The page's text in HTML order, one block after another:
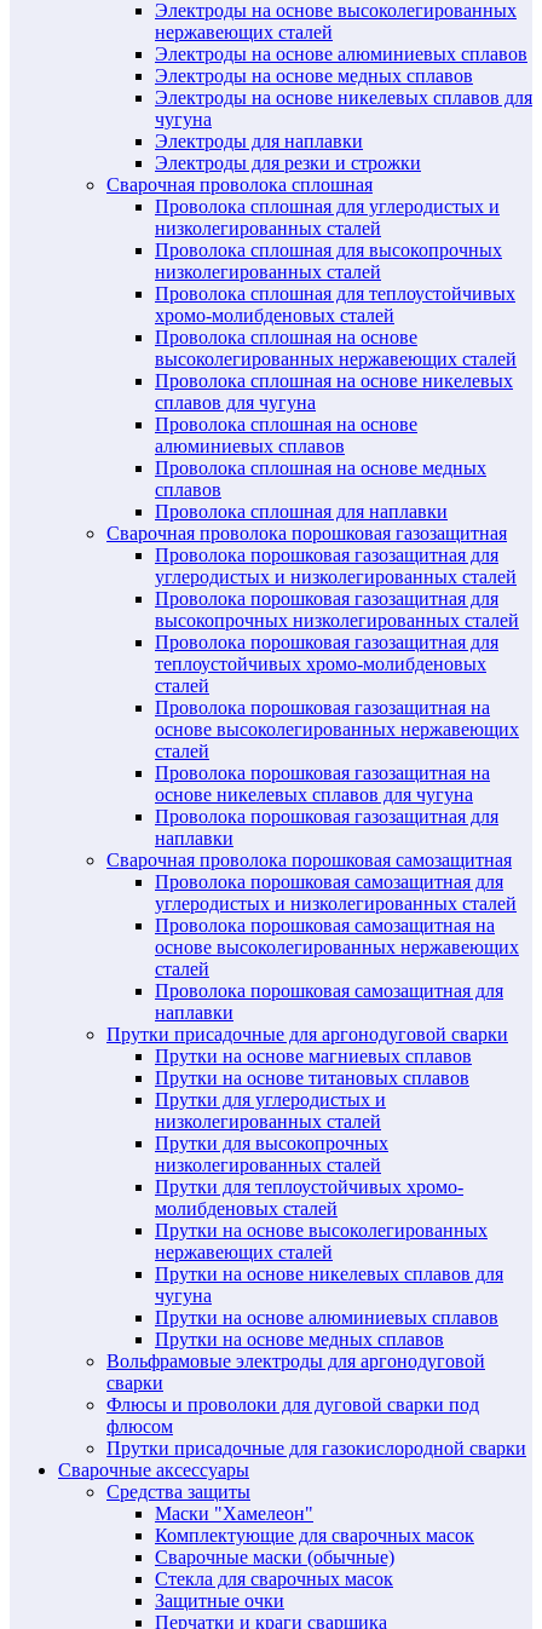
Электроды на основе высоколегированных
нержавеющих сталей
Электроды на основе алюминиевых сплавов
Электроды на основе медных сплавов
Электроды на основе никелевых сплавов для
чугуна
Электроды для наплавки
Электроды для резки и строжки
Сварочная проволока сплошная
Проволока сплошная для углеродистых и
низколегированных сталей
Проволока сплошная для высокопрочных
низколегированных сталей
Проволока сплошная для теплоустойчивых
хромо-молибденовых сталей
Проволока сплошная на основе
высоколегированных нержавеющих сталей
Проволока сплошная на основе никелевых
сплавов для чугуна
Проволока сплошная на основе
алюминиевых сплавов
Проволока сплошная на основе медных
сплавов
Проволока сплошная для наплавки
Сварочная проволока порошковая газозащитная
Проволока порошковая газозащитная для
углеродистых и низколегированных сталей
Проволока порошковая газозащитная для
высокопрочных низколегированных сталей
Проволока порошковая газозащитная для
теплоустойчивых хромо-молибденовых
сталей
Проволока порошковая газозащитная на
основе высоколегированных нержавеющих
сталей
Проволока порошковая газозащитная на
основе никелевых сплавов для чугуна
Проволока порошковая газозащитная для
наплавки
Сварочная проволока порошковая самозащитная
Проволока порошковая самозащитная для
углеродистых и низколегированных сталей
Проволока порошковая самозащитная на
основе высоколегированных нержавеющих
сталей
Проволока порошковая самозащитная для
наплавки
Прутки присадочные для аргонодуговой сварки
Прутки на основе магниевых сплавов
Прутки на основе титановых сплавов
Прутки для углеродистых и
низколегированных сталей
Прутки для высокопрочных
низколегированных сталей
Прутки для теплоустойчивых хромо-
молибденовых сталей
Прутки на основе высоколегированных
нержавеющих сталей
Прутки на основе никелевых сплавов для
чугуна
Прутки на основе алюминиевых сплавов
Прутки на основе медных сплавов
Вольфрамовые электроды для аргонодуговой
сварки
Флюсы и проволоки для дуговой сварки под
флюсом
Прутки присадочные для газокислородной сварки
Сварочные аксессуары
Средства защиты
Маски "Хамелеон"
Комплектующие для сварочных масок
Сварочные маски (обычные)
Стекла для сварочных масок
Защитные очки
Перчатки и краги сварщика